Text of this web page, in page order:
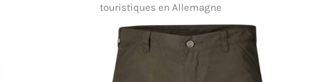
touristiques en Allemagne